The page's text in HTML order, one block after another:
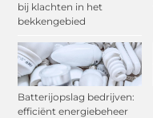
bij klachten in het
bekkengebied
Batterijopslag bedrijven:
efficiënt energiebeheer